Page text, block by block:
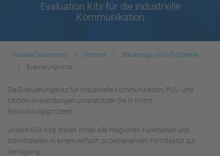
Evaluation Kits für die industrielle
Kommunikation
Yaskawa Deutschland Controls
Steuerungs- und I/O-Systeme
Evaluierungs-Kits
Die Evaluierungskits für industrielle Kommunikation, PLC- und
Motion-Anwendungen unterstützen Sie in Ihrem
Entwicklungsprozess.
Unsere EVA-Kits stellen Ihnen alle möglichen Funktionen und
Schnittstellen in einem einfach zu bedienenden Formfaktor zur
Verfügung.